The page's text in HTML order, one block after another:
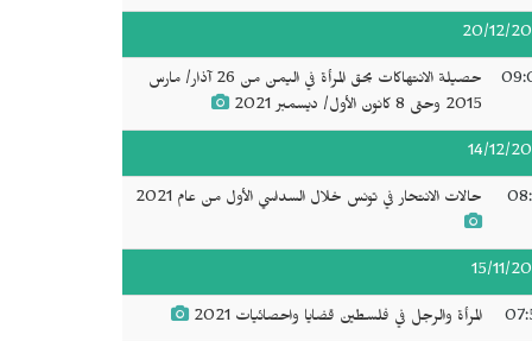
20/12/
حصيلة الانتهاكات بحق المرأة في اليمن من 26 آذار/ مارس
2015 وحتى 8 كانون الأول/ ديسمبر 2021
14/12/
حالات الانتحار في تونس خلال السداسي الأول من عام 2021
15/11/
المرأة والرجل في فلسطين قضايا واحصائيات 2021